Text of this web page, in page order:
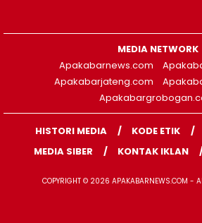
MEDIA NETWORK
Apakabarnews.com
Apakabarjateng.com
HISTORI MEDIA KODE ETIK
MEDIA SIBER
KONTAK IKLAN
COPYRIGHT © 2026 APAKABARNEWS.COM -